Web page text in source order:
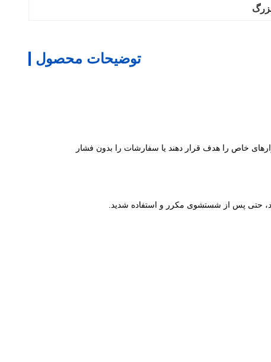
توضیحات محصول
خاص را هدف قرار دهند یا سفارشات را بدون فشار
حتی پس از شستشوی مکرر و استفاده شدید.